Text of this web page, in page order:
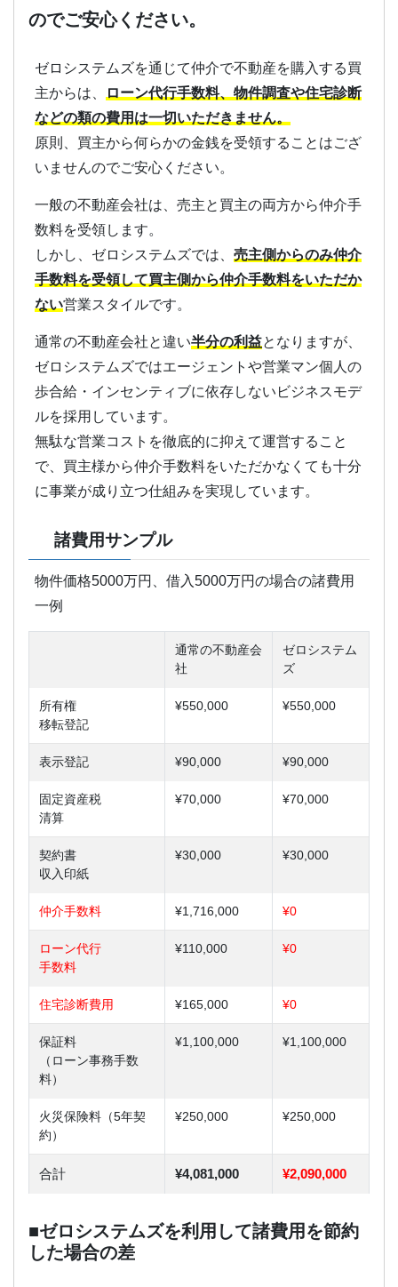
のでご安心ください。
ゼロシステムズを通じて仲介で不動産を購入する買
主からは、
ローン代行手数料、物件調査や住宅診断
などの類の費用は一切いただきません。
原則、買主から何らかの金銭を受領することはござ
いませんのでご安心ください。
一般の不動産会社は、売主と買主の両方から仲介手
数料を受領します。
しかし、ゼロシステムズでは、 売主側からのみ仲介
手数料を受領して買主側から仲介手数料をいただか
ない営業スタイルです。
通常の不動産会社と違い半分の利益となりますが、
ゼロシステムズではエージェントや営業マン個人の
歩合給・インセンティブに依存しないビジネスモデ
ルを採用しています。
無駄な営業コストを徹底的に抑えて運営すること
で、買主様から仲介手数料をいただかなくても十分
に事業が成り立つ仕組みを実現しています。
諸費用サンプル
物件価格5000万円、借入5000万円の場合の諸費用
一例
通常の不動産会
社
ゼロシステム
ズ
所有権
移転登記
¥550,000 ¥550,000
表示登記 ¥90,000 ¥90,000
固定資産税
清算
¥70,000 ¥70,000
契約書
収入印紙
¥30,000 ¥30,000
仲介手数料 ¥1,716,000 ¥0
ローン代行
手数料
¥110,000 ¥0
住宅診断費用 ¥165,000 ¥0
保証料
（ローン事務手数
料）
¥1,100,000 ¥1,100,000
火災保険料（5年契
約）
¥250,000 ¥250,000
合計 ¥4,081,000 ¥2,090,000
■ゼロシステムズを利用して諸費用を節約
した場合の差